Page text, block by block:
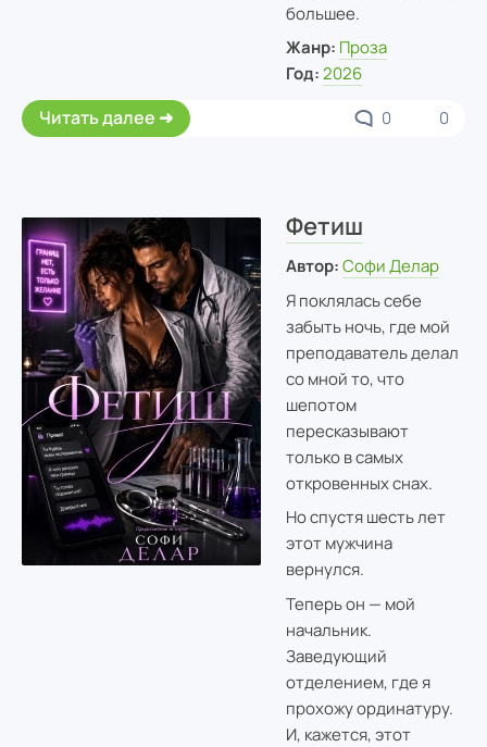
большее.
Жанр: Проза
Год: 2026
Читать далее 0 0
Фетиш
Автор: Софи Делар
Я поклялась себе
забыть ночь, где мой
преподаватель делал
со мной то, что
шепотом
пересказывают
только в самых
откровенных снах.
Но спустя шесть лет
этот мужчина
вернулся.
Теперь он — мой
начальник.
Заведующий
отделением, где я
прохожу ординатуру.
И, кажется, этот